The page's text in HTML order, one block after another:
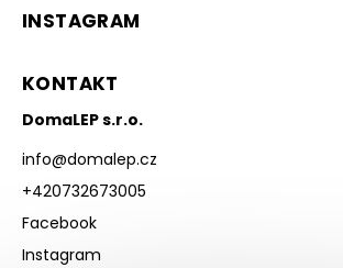
INSTAGRAM
KONTAKT
DomaLEP s.r.o.
info@domalep.cz
+420732673005
Facebook
Instagram